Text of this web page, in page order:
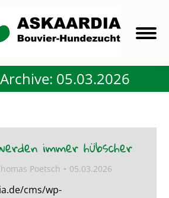
05.03.2026
immer hübscher
Poetsch 05.03.2026
cms/wp-